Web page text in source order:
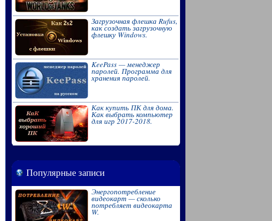
Загрузочная флешка Rufus,
как создать загрузочную
флешку Windows.
KeePass — менеджер
паролей. Программа для
хранения паролей.
Как купить ПК для дома.
Как выбрать компьютер
для игр 2017-2018.
Популярные записи
Энергопотребление
видеокарт — сколько
потребляет видеокарта
W.